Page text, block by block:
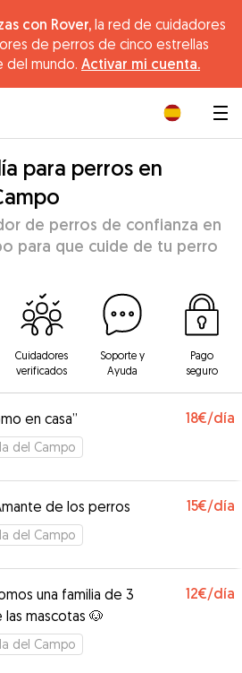
con Rover, la red de cuidadores
de perros de cinco estrellas
del mundo. Activar mi cuenta.
para perros en
de perros de confianza en
para que cuide de tu perro
Cuidadores
verificados
Soporte y
Ayuda
Pago
seguro
en casa” 18€/día
del Campo
de los perros 15€/día
del Campo
una familia de 3
mascotas 🐶
12€/día
del Campo